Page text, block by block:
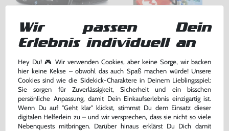
Konsole 32 GB #schwarz +
gebraucht
nur259,99 €
Warenkorb
Mario Kart 8
DE Version, mit OVP, gebraucht
nur24,99 €
Warenkorb
Wir passen Dein
Erlebnis individuell an
Hey Du! 🎮 Wir verwenden Cookies, aber keine Sorge, wir backen
hier keine Kekse – obwohl das auch Spaß machen würde! Unsere
Cookies sind wie die Sidekick-Charaktere in Deinem Lieblingsspiel:
Sie sorgen für Zuverlässigkeit, Sicherheit und ein bisschen
persönliche Anpassung, damit Dein Einkaufserlebnis einzigartig ist.
Wenn Du auf "Geht klar" klickst, stimmst Du dem Einsatz dieser
digitalen Helferlein zu – und wir versprechen, dass sie nicht so viele
Nebenquests mitbringen. Darüber hinaus erklärst Du Dich damit